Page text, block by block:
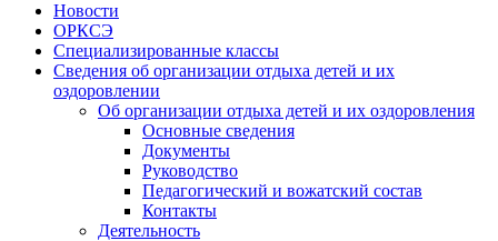
Новости
ОРКСЭ
Специализированные классы
Сведения об организации отдыха детей и их
оздоровлении
Об организации отдыха детей и их оздоровления
Основные сведения
Документы
Руководство
Педагогический и вожатский состав
Контакты
Деятельность